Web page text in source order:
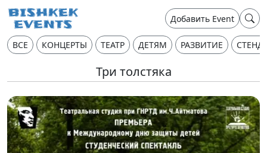
Добавить Event
ВСЕ КОНЦЕРТЫ ТЕАТР ДЕТЯМ РАЗВИТИЕ
Три толстяка